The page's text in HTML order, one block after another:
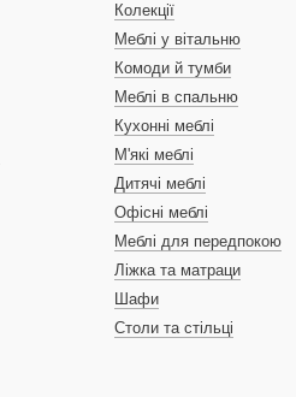
Колекції
Меблі у вітальню
Комоди й тумби
Меблі в спальню
Кухонні меблі
М'які меблі
Дитячі меблі
Офісні меблі
Меблі для передпокою
Ліжка та матраци
Шафи
Столи та стільці